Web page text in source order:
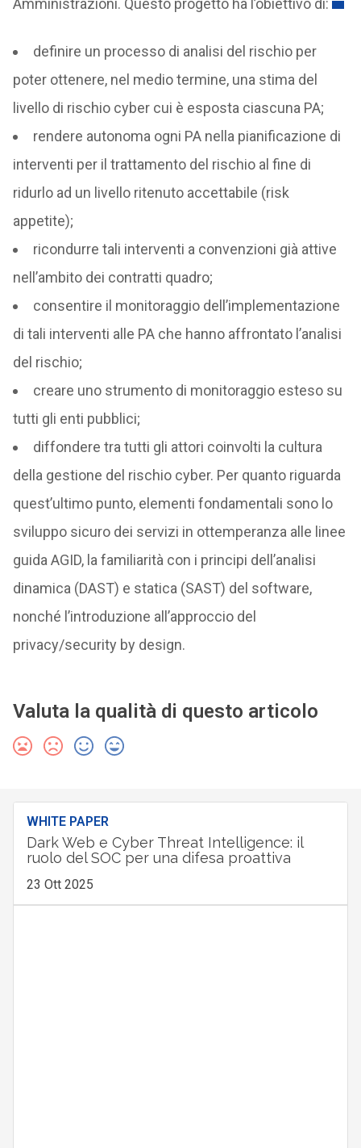
definire un processo di analisi del rischio per
poter ottenere, nel medio termine, una stima del
livello di rischio cyber cui è esposta ciascuna PA;
rendere autonoma ogni PA nella pianificazione di
interventi per il trattamento del rischio al fine di
ridurlo ad un livello ritenuto accettabile (risk
appetite);
ricondurre tali interventi a convenzioni già attive
nell’ambito dei contratti quadro;
consentire il monitoraggio dell’implementazione
di tali interventi alle PA che hanno affrontato l’analisi
del rischio;
creare uno strumento di monitoraggio esteso su
tutti gli enti pubblici;
diffondere tra tutti gli attori coinvolti la cultura
della gestione del rischio cyber. Per quanto riguarda
quest’ultimo punto, elementi fondamentali sono lo
sviluppo sicuro dei servizi in ottemperanza alle linee
guida AGID, la familiarità con i principi dell’analisi
dinamica (DAST) e statica (SAST) del software,
nonché l’introduzione all’approccio del
privacy/security by design.
Valuta la qualità di questo articolo
WHITE PAPER
Dark Web e Cyber Threat Intelligence: il
ruolo del SOC per una difesa proattiva
23 Ott 2025